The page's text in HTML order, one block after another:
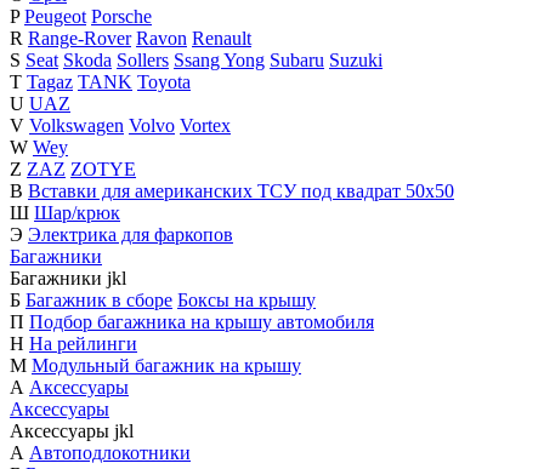
P Peugeot Porsche
R Range-Rover Ravon Renault
S Seat Skoda Sollers Ssang Yong Subaru Suzuki
T Tagaz TANK Toyota
U UAZ
V Volkswagen Volvo Vortex
W Wey
Z ZAZ ZOTYE
В Вставки для американских ТСУ под квадрат 50х50
Ш Шар/крюк
Э Электрика для фаркопов
Багажники
Багажники jkl
Б Багажник в сборе Боксы на крышу
П Подбор багажника на крышу автомобиля
Н На рейлинги
М Модульный багажник на крышу
А Аксессуары
Аксессуары
Аксессуары jkl
А Автоподлокотники